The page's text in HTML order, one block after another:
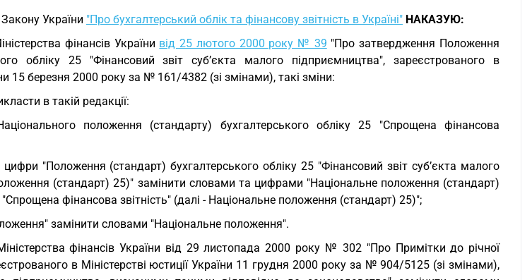
Закону України "Про бухгалтерський облік та фінансову звітність в Україні" НАКАЗУЮ:
фінансів України від 25 лютого 2000 року № 39 "Про затвердження Положення
обліку 25 "Фінансовий звіт суб’єкта малого підприємництва", зареєстрованого в
15 березня 2000 року за № 161/4382 (зі змінами), такі зміни:
в такій редакції:
положення (стандарту) бухгалтерського обліку 25 "Спрощена фінансова
"Положення (стандарт) бухгалтерського обліку 25 "Фінансовий звіт суб’єкта малого
(стандарт) 25)" замінити словами та цифрами "Національне положення (стандарт)
фінансова звітність" (далі - Національне положення (стандарт) 25)";
замінити словами "Національне положення".
фінансів України від 29 листопада 2000 року № 302 "Про Примітки до річної
в Міністерстві юстиції України 11 грудня 2000 року за № 904/5125 (зі змінами),